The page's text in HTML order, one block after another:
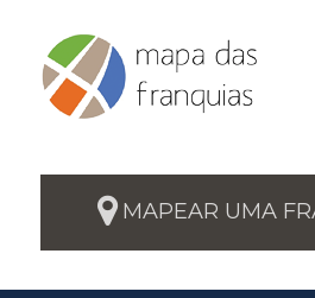
MAPEAR UMA